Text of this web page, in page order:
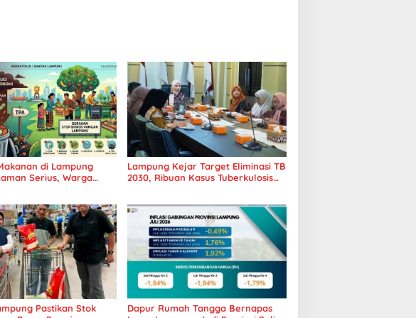
di Lampung
Serius, Warga
Lampung Kejar Target Eliminasi TB
2030, Ribuan Kasus Tuberkulosis
Pastikan Stok
Dapur Rumah Tangga Bernapas